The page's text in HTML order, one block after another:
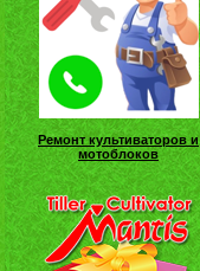
Ремонт культиваторов и
мотоблоков